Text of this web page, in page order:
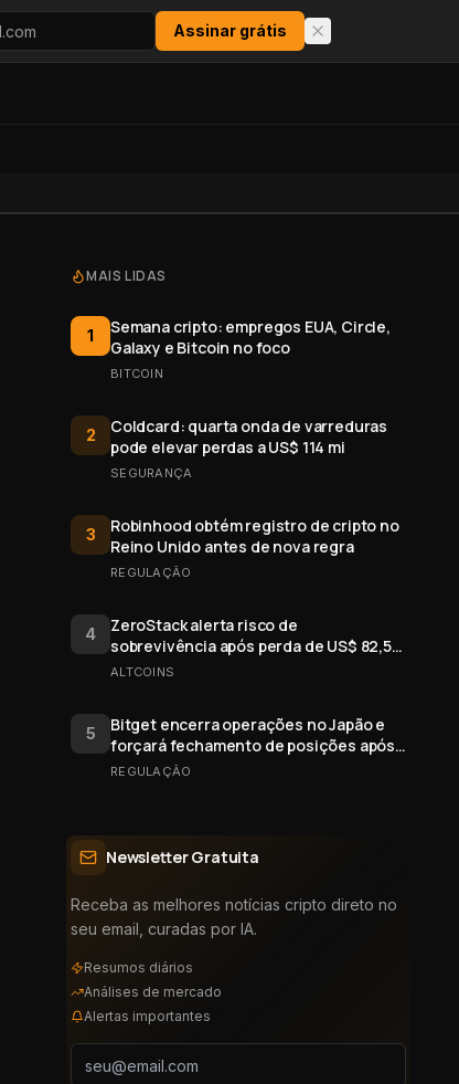
Assinar grátis
MAIS LIDAS
1
Semana cripto: empregos EUA, Circle,
Galaxy e Bitcoin no foco
BITCOIN
2
Coldcard: quarta onda de varreduras
pode elevar perdas a US$ 114 mi
SEGURANÇA
3
Robinhood obtém registro de cripto no
Reino Unido antes de nova regra
REGULAÇÃO
4
ZeroStack alerta risco de
sobrevivência após perda de US$ 82,5
mi em ativos digitais
ALTCOINS
5
Bitget encerra operações no Japão e
forçará fechamento de posições após
31 de dezembro
REGULAÇÃO
Newsletter Gratuita
Receba as melhores notícias cripto direto no
seu email, curadas por IA.
Resumos diários
Análises de mercado
Alertas importantes